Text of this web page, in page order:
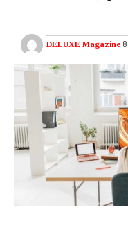
DELUXE Magazine